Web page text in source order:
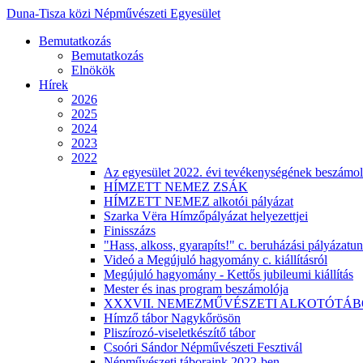
Duna-Tisza közi Népművészeti Egyesület
Bemutatkozás
Bemutatkozás
Elnökök
Hírek
2026
2025
2024
2023
2022
Az egyesület 2022. évi tevékenységének
HÍMZETT NEMEZ ZSÁK
HÍMZETT NEMEZ alkotói pályázat
Szarka Vëra Hímzőpályázat helyezettjei
Finisszázs
"Hass, alkoss, gyarapíts!" c. beruházási
Videó a Megújuló hagyomány c. kiállításról
Megújuló hagyomány - Kettős jubileumi kiállítás
Mester és inas program beszámolója
XXXVII. NEMEZMŰVÉSZETI
Hímző tábor Nagykőrösön
Pliszírozó-viseletkészítő tábor
Csoóri Sándor Népművészeti Fesztivál